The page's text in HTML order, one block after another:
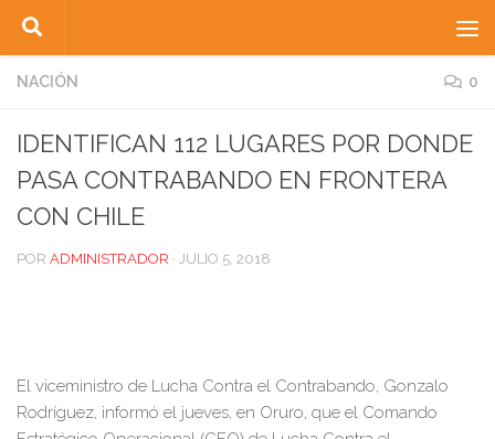
Saltar al contenido
NACIÓN 0
IDENTIFICAN 112 LUGARES POR DONDE
PASA CONTRABANDO EN FRONTERA
CON CHILE
POR ADMINISTRADOR · JULIO 5, 2018
El viceministro de Lucha Contra el Contrabando, Gonzalo
Rodríguez, informó el jueves, en Oruro, que el Comando